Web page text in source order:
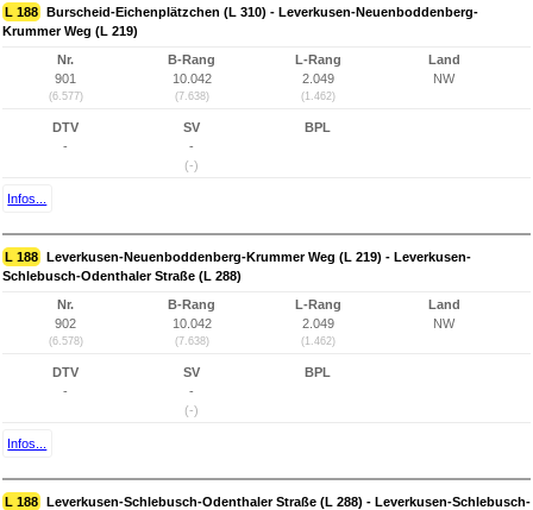
L 188 Burscheid-Eichenplätzchen (L 310) - Leverkusen-Neuenboddenberg-
Krummer Weg (L 219)
Nr.
901
(6.577)
B-Rang
10.042
(7.638)
L-Rang
2.049
(1.462)
Land
NW
DTV
-
SV
-
(-)
BPL
Infos...
L 188 Leverkusen-Neuenboddenberg-Krummer Weg (L 219) - Leverkusen-
Schlebusch-Odenthaler Straße (L 288)
Nr.
902
(6.578)
B-Rang
10.042
(7.638)
L-Rang
2.049
(1.462)
Land
NW
DTV
-
SV
-
(-)
BPL
Infos...
L 188 Leverkusen-Schlebusch-Odenthaler Straße (L 288) - Leverkusen-Schlebusch-